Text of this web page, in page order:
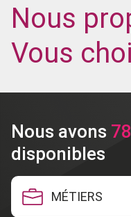
Nous
Vous
Nous avons 78
disponibles
MÉTIERS